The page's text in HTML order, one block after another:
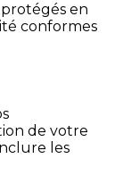
en
conformes
de votre
les